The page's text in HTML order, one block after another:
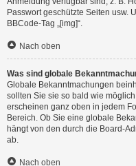
Passwort geschützte Seiten usw.
BBCode-Tag „[img]“.
Nach oben
Was sind globale
Globale Bekanntmachungen
sollten Sie sie so bald wie
erscheinen ganz oben in jedem
Bereich. Ob Sie eine globale
hängt von den durch die Board-
ab.
Nach oben